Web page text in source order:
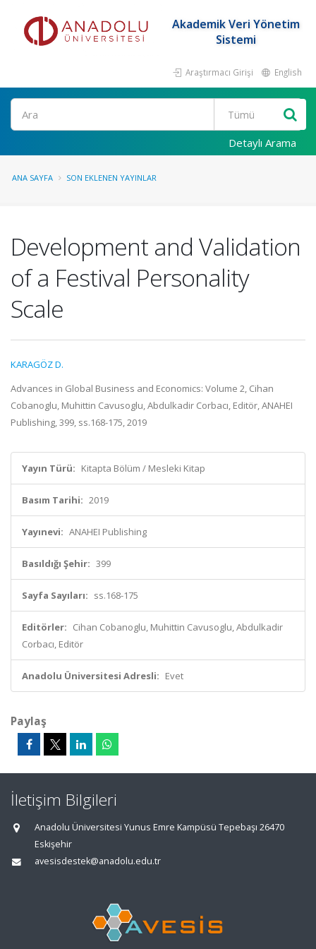
Akademik Veri Yönetim
Sistemi
Araştırmacı Girişi English
Ara
Detaylı Arama
ANA SAYFA SON EKLENEN YAYINLAR
Development and Validation
of a Festival Personality
Scale
KARAGÖZ D.
Advances in Global Business and Economics: Volume 2, Cihan
Cobanoglu, Muhittin Cavusoglu, Abdulkadir Corbacı, Editör, ANAHEI
Publishing, 399, ss.168-175, 2019
Yayın Türü: Kitapta Bölüm / Mesleki Kitap
Basım Tarihi: 2019
Yayınevi: ANAHEI Publishing
Basıldığı Şehir: 399
Sayfa Sayıları: ss.168-175
Editörler: Cihan Cobanoglu, Muhittin Cavusoglu, Abdulkadir
Corbacı, Editör
Anadolu Üniversitesi Adresli: Evet
Paylaş
İletişim Bilgileri
Anadolu Üniversitesi Yunus Emre Kampüsü Tepebaşı 26470
Eskişehir
avesisdestek@anadolu.edu.tr